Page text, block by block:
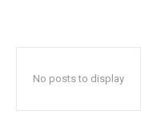
No posts to display